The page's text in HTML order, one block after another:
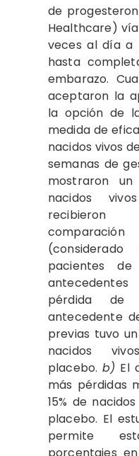
de
Healthcare)
veces al día a
hasta
embarazo.
aceptaron la
la opción de
medida de
nacidos vivos
semanas de
mostraron
nacidos
recibieron
pacientes
pérdida de
antecedente
previas tuvo
nacidos
placebo.b) El
más pérdidas
15% de
placebo. El
permite